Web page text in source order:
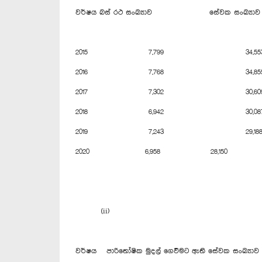
වර්ෂය බස් රථ සංඛ්‍යාව සේවක සංඛ්‍යාව
2015 7,799
2016 7,768
2017 7,302
2018 6,942
2019 7,243 29,188
2020 6,958 28,150
(ii)
වර්ෂය පාරිතෝෂික මුදල් ගෙවීමට ඇති සේවක සංඛ්‍යාව